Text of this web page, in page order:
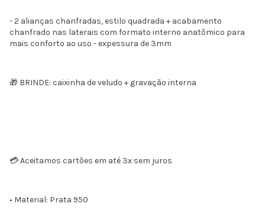
- 2 alianças chanfradas, estilo quadrada + acabamento
chanfrado nas laterais com formato interno anatômico para
mais conforto ao uso - expessura de 3mm
🎁 BRINDE: caixinha de veludo + gravação interna
💳 Aceitamos cartões em até 3x sem juros
• Material: Prata 950